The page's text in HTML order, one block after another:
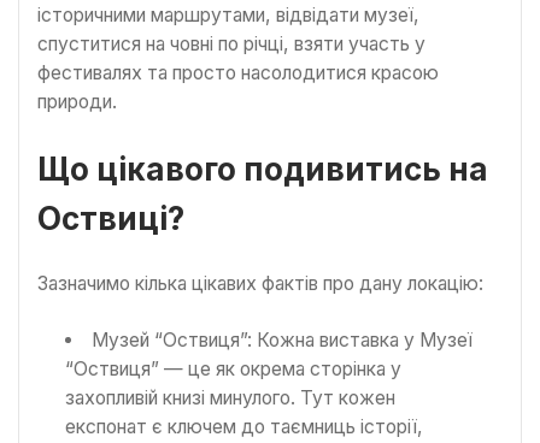
історичними маршрутами, відвідати музеї,
спуститися на човні по річці, взяти участь у
фестивалях та просто насолодитися красою
природи.
Що цікавого подивитись на
Оствиці?
Зазначимо кілька цікавих фактів про дану локацію:
Музей “Оствиця”: Кожна виставка у Музеї
“Оствиця” — це як окрема сторінка у
захопливій книзі минулого. Тут кожен
експонат є ключем до таємниць історії,